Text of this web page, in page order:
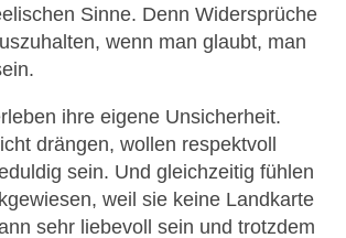
Sinne. Denn Widersprüche
wenn man glaubt, man
ihre eigene Unsicherheit.
drängen, wollen respektvoll
sein. Und gleichzeitig fühlen
weil sie keine Landkarte
sehr liebevoll sein und trotzdem